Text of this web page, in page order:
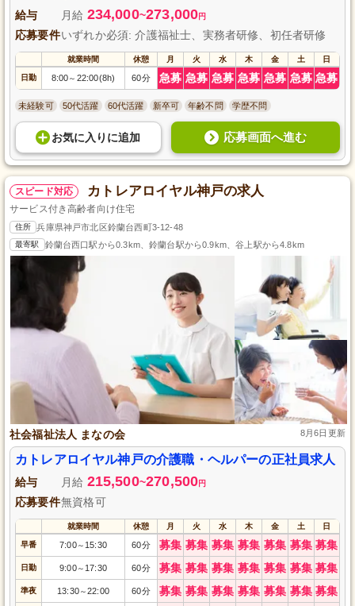
給与 月給 234,000~273,000円
応募要件いずれか必須: 介護福祉士、実務者研修、初任者研修
就業時間 休憩 月 火 水 木 金 土 日
日勤 8:00～ 22:00(8h) 60分 急募 急募 急募 急募 急募 急募 急募
未経験可 50代活躍 60代活躍 新卒可 年齢不問 学歴不問
お気に入り に追加 応募画面へ進む
スピード対応 カトレアロイヤル神戸の求人
サービス付き高齢者向け住宅
住所 兵庫県神戸市北区鈴蘭台西町3-12-48
最寄駅 鈴蘭台西口駅から0.3km、鈴蘭台駅から0.9km、谷上駅から4.8km
社会福祉法人 まなの会 8月6日更新
カトレアロイヤル神戸の介護職・ヘルパーの正社員求人
給与 月給 215,500~270,500円
応募要件無資格可
就業時間 休憩 月 火 水 木 金 土 日
早番 7:00～ 15:30 60分 募集 募集 募集 募集 募集 募集 募集
日勤 9:00～ 17:30 60分 募集 募集 募集 募集 募集 募集 募集
準夜 13:30～22:00 60分 募集 募集 募集 募集 募集 募集 募集